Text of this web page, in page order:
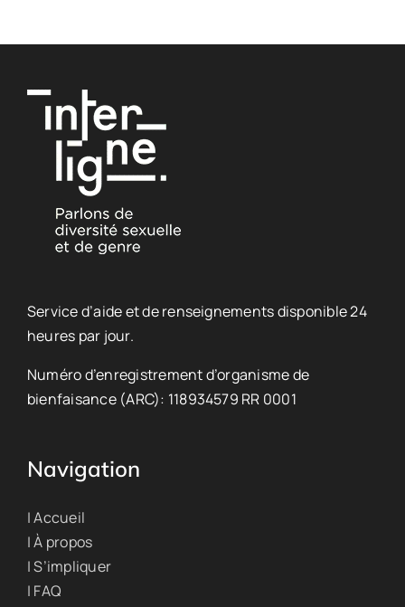
Service d’aide et de renseignements disponible 24
heures par jour.
Numéro d’enregistrement d’organisme de
bienfaisance (ARC): 118934579 RR 0001
Navigation
| Accueil
| À propos
| S’impliquer
| FAQ